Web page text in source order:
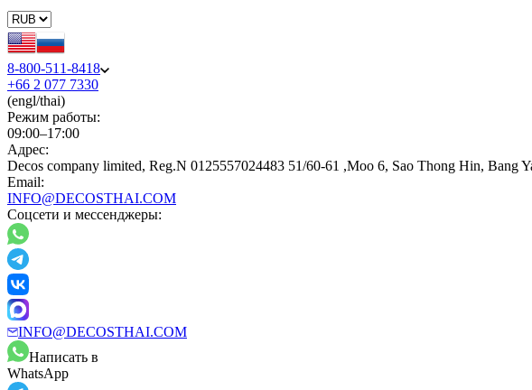
8-800-511-8418
+66 2 077 7330
(engl/thai)
Режим работы:
09:00–17:00
Адрес:
Decos company limited, Reg.N 0125557024483 51/60-61 ,Moo 6, Sao Thong Hin,
Email:
INFO@DECOSTHAI.COM
Соцсети и мессенджеры:
INFO@DECOSTHAI.COM
Написать в
WhatsApp